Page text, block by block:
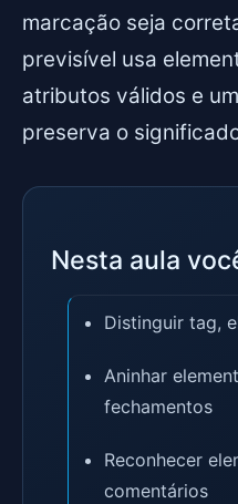
marcação seja
previsível usa
atributos válidos e
preserva o
Nesta aula
Distinguir tag,
Aninhar
fechamentos
Reconhecer
comentários